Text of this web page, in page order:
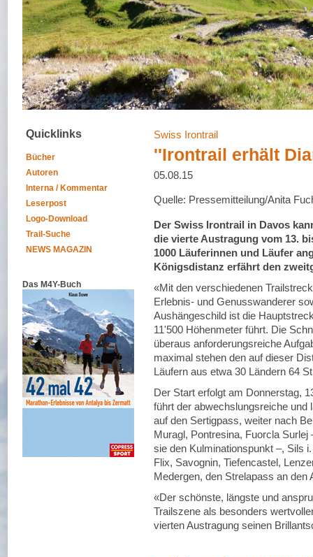
Quicklinks
Bücher
Autoren
Interna / Kommentar
Leserpost
Logo-Download
Trail-Suche
NEWS MAGAZIN
Das M4Y-Buch
Swiss Irontrail
''Irontrail erhält
05.08.15
Quelle: Pressemitteilung/Anita
Der Swiss Irontrail in Davos
die vierte Austragung vom 13.
1000 Läuferinnen und Läufer
Königsdistanz erfährt den
«Mit den verschiedenen
Erlebnis- und Genusswanderer
Aushängeschild ist die
11'500 Höhenmeter führt. Die
überaus anforderungsreiche
maximal stehen den auf dieser
Läufern aus etwa 30 Ländern 64
Der Start erfolgt am Donnerstag,
führt der abwechslungsreiche
auf den Sertigpass, weiter nach
Muragl, Pontresina, Fuorcla
sie den Kulminationspunkt –, Sils
Flix, Savognin, Tiefencastel,
Medergen, den Strelapass an den
«Der schönste, längste und
Trailszene als besonders
vierten Austragung seinen